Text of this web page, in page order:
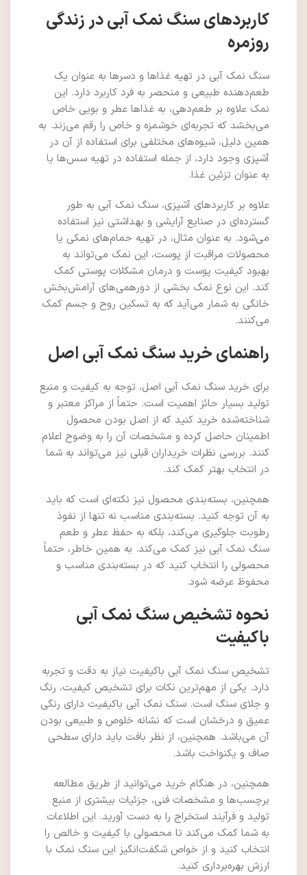
کاربردهای سنگ نمک آبی در زندگی
روزمره
سنگ نمک آبی در تهیه غذاها و دسرها به عنوان یک
طعم‌دهنده طبیعی و منحصر به فرد کاربرد دارد. این
نمک علاوه بر طعم‌دهی، به غذاها عطر و بویی خاص
می‌بخشد که تجربه‌ای خوشمزه و خاص را رقم می‌زند. به
همین دلیل، شیوه‌های مختلفی برای استفاده از آن در
آشپزی وجود دارد، از جمله استفاده در تهیه سس‌ها یا
به عنوان تزئین غذا.
علاوه بر کاربردهای آشپزی، سنگ نمک آبی به طور
گسترده‌ای در صنایع آرایشی و بهداشتی نیز استفاده
می‌شود. به عنوان مثال، در تهیه حمام‌های نمکی یا
محصولات مراقبت از پوست، این نمک می‌تواند به
بهبود کیفیت پوست و درمان مشکلات پوستی کمک
کند. این نوع نمک بخشی از دورهمی‌های آرامش‌بخش
خانگی به شمار می‌آید که به تسکین روح و جسم کمک
می‌کنند.
راهنمای خرید سنگ نمک آبی اصل
برای خرید سنگ نمک آبی اصل، توجه به کیفیت و منبع
تولید بسیار حائز اهمیت است. حتماً از مراکز معتبر و
شناخته‌شده خرید کنید که از اصل بودن محصول
اطمینان حاصل کرده و مشخصات آن را به وضوح اعلام
کنند. بررسی نظرات خریداران قبلی نیز می‌تواند به شما
در انتخاب بهتر کمک کند.
همچنین، بسته‌بندی محصول نیز نکته‌ای است که باید
به آن توجه کنید. بسته‌بندی مناسب نه تنها از نفوذ
رطوبت جلوگیری می‌کند، بلکه به حفظ عطر و طعم
سنگ نمک آبی نیز کمک می‌کند. به همین خاطر، حتماً
محصولی را انتخاب کنید که در بسته‌بندی مناسب و
محفوظ عرضه شود.
نحوه تشخیص سنگ نمک آبی
باکیفیت
تشخیص سنگ نمک آبی باکیفیت نیاز به دقت و تجربه
دارد. یکی از مهم‌ترین نکات برای تشخیص کیفیت، رنگ
و جلای سنگ است. سنگ نمک آبی باکیفیت دارای رنگی
عمیق و درخشان است که نشانه خلوص و طبیعی بودن
آن می‌باشد. همچنین، از نظر بافت باید دارای سطحی
صاف و یکنواخت باشد.
همچنین، در هنگام خرید می‌توانید از طریق مطالعه
برچسب‌ها و مشخصات فنی، جزئیات بیشتری از منبع
تولید و فرآیند استخراج را به دست آورید. این اطلاعات
به شما کمک می‌کند تا محصولی با کیفیت و خالص را
انتخاب کنید و از خواص شگفت‌انگیز این سنگ نمک با
ارزش بهره‌برداری کنید.